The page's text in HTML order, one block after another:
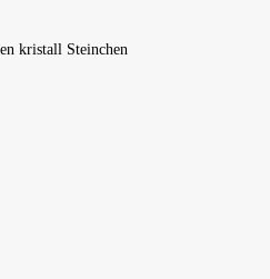
kristall Steinchen